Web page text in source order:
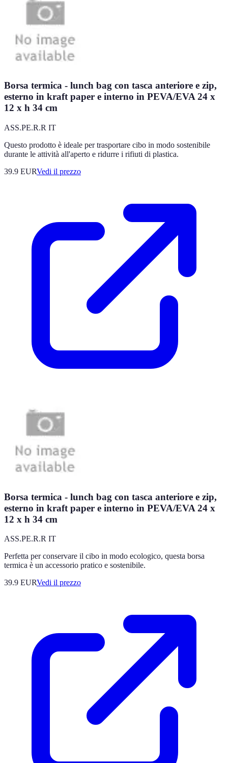
Borsa termica - lunch bag con tasca anteriore e zip,
esterno in kraft paper e interno in PEVA/EVA 24 x
12 x h 34 cm
ASS.PE.R.R IT
Questo prodotto è ideale per trasportare cibo in modo sostenibile
durante le attività all'aperto e ridurre i rifiuti di plastica.
39.9 EURVedi il prezzo
Borsa termica - lunch bag con tasca anteriore e zip,
esterno in kraft paper e interno in PEVA/EVA 24 x
12 x h 34 cm
ASS.PE.R.R IT
Perfetta per conservare il cibo in modo ecologico, questa borsa
termica è un accessorio pratico e sostenibile.
39.9 EURVedi il prezzo